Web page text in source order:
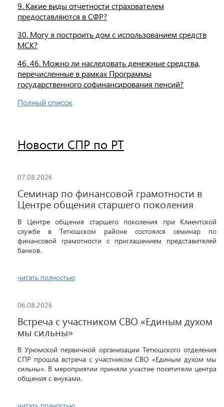
9. Какие виды отчетности страхователем
предоставляются в СФР?
30. Могу я построить дом с использованием средств
МСК?
46. 46. Можно ли наследовать денежные средства,
перечисленные в рамках Программы
государственного софинансирования пенсий?
Полный список
Новости СПР по РТ
07.08.2026
Семинар по финансовой грамотности в
Центре общения старшего поколения
В Центре общения старшего поколения при Клиентской
службе в Тетюшском районе состоялся семинар по
финансовой грамотности с приглашением представителей
банков.
читать полностью
06.08.2026
Встреча с участником СВО «Единым духом
мы сильны»
В Урюмской первичной организации Тетюшского отделения
СПР прошла встреча с участником СВО «Единым духом мы
сильны». В мероприятии приняли участие посетители центра
общения с внуками.